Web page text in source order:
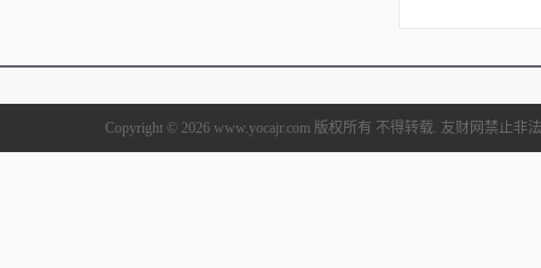
Copyright © 2026 www.yocajr.com 版权所有 不得转载. 友财网禁止非